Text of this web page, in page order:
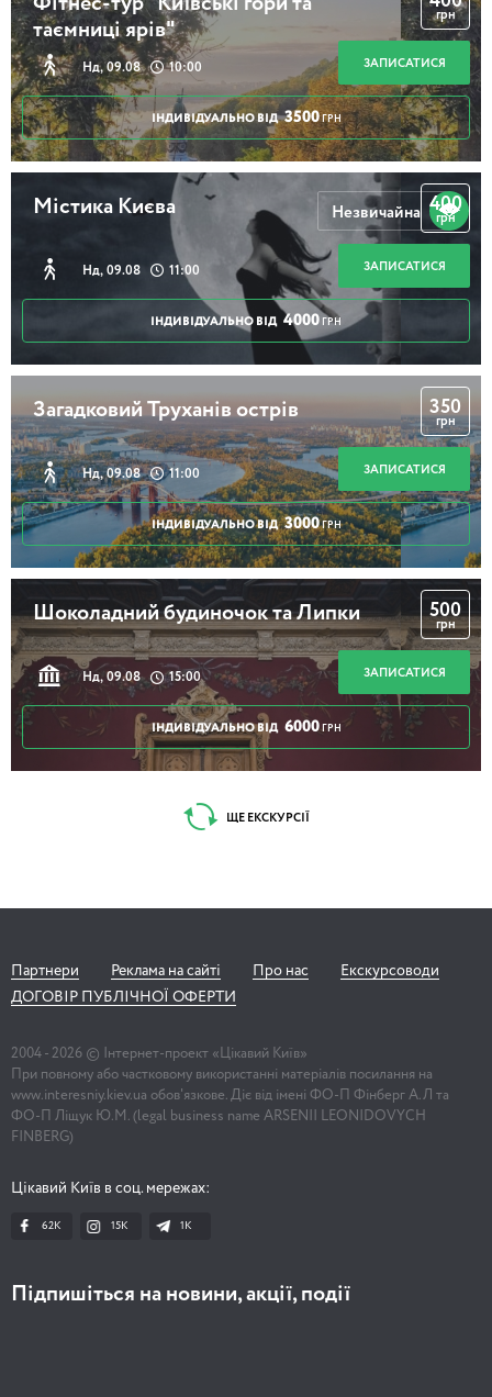
таємниці ярів"
Нд, 09.08 10:00
грн
ЗАПИСАТИСЯ
ІНДИВІДУАЛЬНО ВІД 3500 ГРН
Містика Києва
Нд, 09.08 11:00
400
грн
ЗАПИСАТИСЯ
ІНДИВІДУАЛЬНО ВІД 4000 ГРН
Незвичайна
Загадковий Труханів острів
Нд, 09.08 11:00
350
грн
ЗАПИСАТИСЯ
ІНДИВІДУАЛЬНО ВІД 3000 ГРН
Шоколадний будиночок та Липки
Нд, 09.08 15:00
500
грн
ЗАПИСАТИСЯ
ІНДИВІДУАЛЬНО ВІД 6000 ГРН
ЩЕ ЕКСКУРСІЇ
Партнери Реклама на сайті Про нас
Екскурсоводи
ДОГОВІР ПУБЛІЧНОЇ ОФЕРТИ
2004 - 2026 © Інтернет-проект «Цікавий Київ»
При повному або частковому використанні матеріалів посилання на
www.interesniy.kiev.ua обов'язкове. Діє від імені ФО-П Фінберг А.Л та
ФО-П Ліщук Ю.М. (legal business name ARSENII LEONIDOVYCH
FINBERG)
Цікавий Київ в соц. мережах:
62K 15K 1К
Підпишіться на новини, акції, події